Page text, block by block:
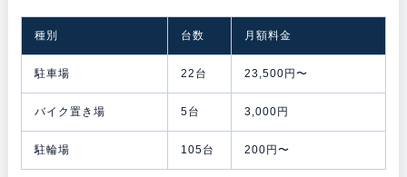
種別 台数 月額料金
駐車場 22台 23,500円〜
バイク置き場 5台 3,000円
駐輪場 105台 200円〜